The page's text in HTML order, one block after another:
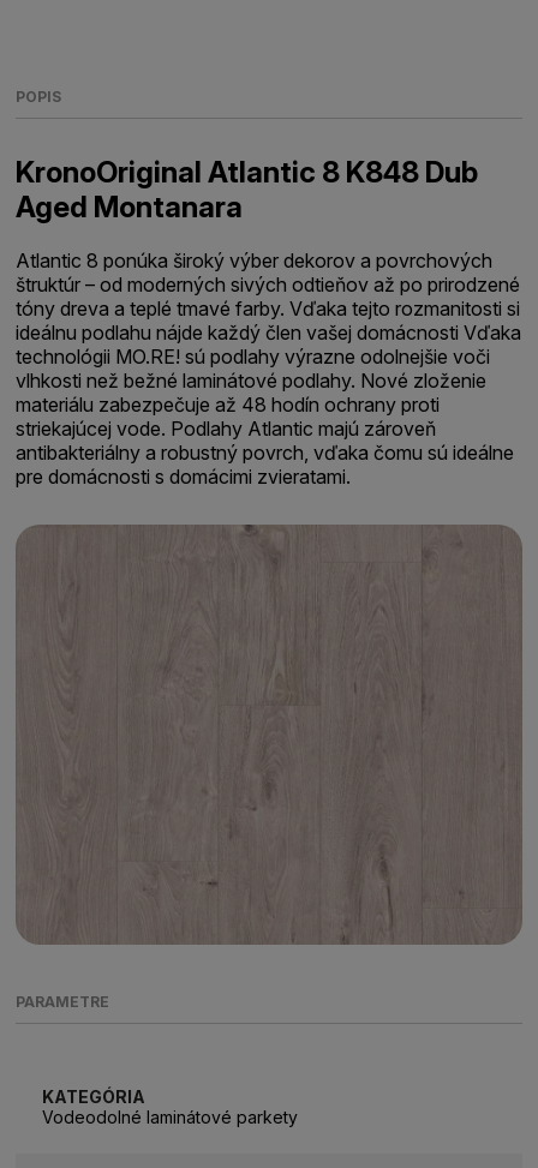
POPIS
KronoOriginal Atlantic 8 K848 Dub
Aged Montanara
Atlantic 8 ponúka široký výber dekorov a povrchových
štruktúr – od moderných sivých odtieňov až po prirodzené
tóny dreva a teplé tmavé farby. Vďaka tejto rozmanitosti si
ideálnu podlahu nájde každý člen vašej domácnosti Vďaka
technológii MO.RE! sú podlahy výrazne odolnejšie voči
vlhkosti než bežné laminátové podlahy. Nové zloženie
materiálu zabezpečuje až 48 hodín ochrany proti
striekajúcej vode. Podlahy Atlantic majú zároveň
antibakteriálny a robustný povrch, vďaka čomu sú ideálne
pre domácnosti s domácimi zvieratami.
PARAMETRE
KATEGÓRIA
Vodeodolné laminátové parkety